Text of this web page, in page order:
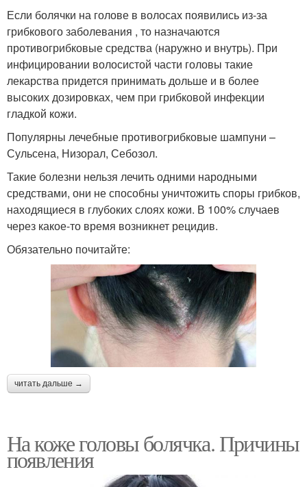
Если болячки на голове в волосах появились из-за
грибкового заболевания , то назначаются
противогрибковые средства (наружно и внутрь). При
инфицировании волосистой части головы такие
лекарства придется принимать дольше и в более
высоких дозировках, чем при грибковой инфекции
гладкой кожи.
Популярны лечебные противогрибковые шампуни –
Сульсена, Низорал, Себозол.
Такие болезни нельзя лечить одними народными
средствами, они не способны уничтожить споры грибков,
находящиеся в глубоких слоях кожи. В 100% случаев
через какое-то время возникнет рецидив.
Обязательно почитайте:
читать дальше →
На коже головы болячка. Причины
появления